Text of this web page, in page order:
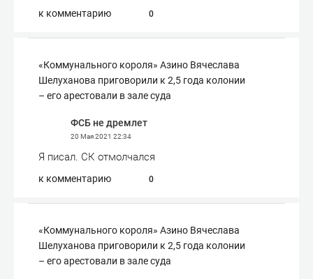
к комментарию 0
«Коммунального короля» Азино Вячеслава
Шелуханова приговорили к 2,5 года колонии
– его арестовали в зале суда
ФСБ не дремлет
20 Мая 2021 22:34
Я писал. СК отмолчался
к комментарию 0
«Коммунального короля» Азино Вячеслава
Шелуханова приговорили к 2,5 года колонии
– его арестовали в зале суда